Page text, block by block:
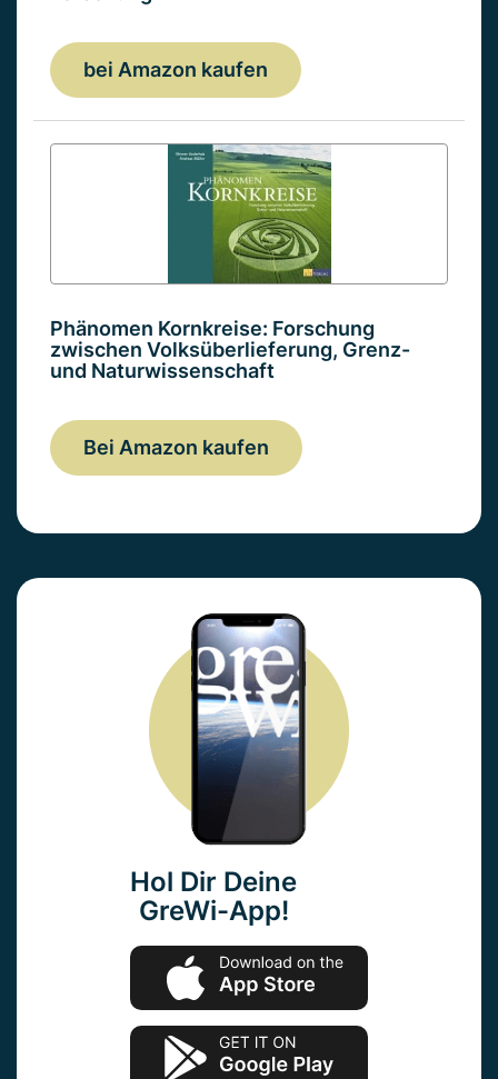
bei Amazon kaufen
Phänomen Kornkreise: Forschung
zwischen Volksüberlieferung, Grenz-
und Naturwissenschaft
Bei Amazon kaufen
Hol Dir Deine
GreWi-App!